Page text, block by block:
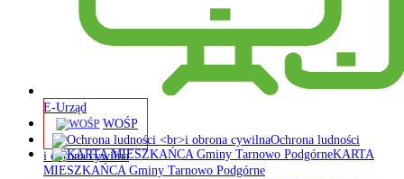
E-Urząd
WOŚP
Ochrona ludności
i obrona cywilna
KARTA
MIESZKAŃCA Gminy Tarnowo Podgórne